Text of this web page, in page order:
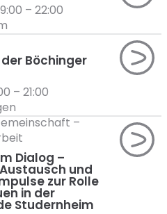
– 22:00
Böchinger
– 21:00
Dialog –
und
zur Rolle
in der
Studernheim
–